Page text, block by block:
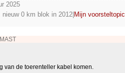
2025
0 km blok in 2012| Mijn voorsteltopic
van de toerenteller kabel komen.